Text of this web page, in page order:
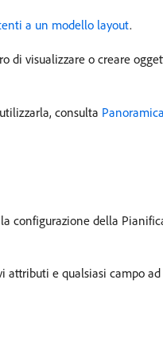
a un modello layout.
di visualizzare o creare
consulta
configurazione della
e qualsiasi campo ad